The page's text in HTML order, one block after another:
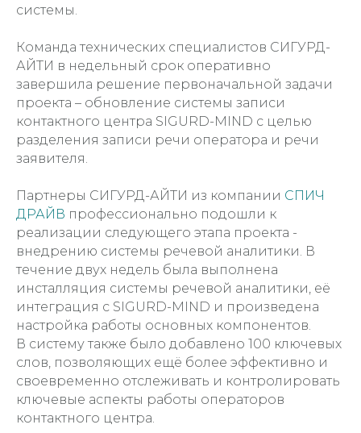
системы.
Команда технических специалистов СИГУРД-
АЙТИ в недельный срок оперативно
завершила решение первоначальной задачи
проекта – обновление системы записи
контактного центра SIGURD-MIND с целью
разделения записи речи оператора и речи
заявителя.
Партнеры СИГУРД-АЙТИ из компании СПИЧ
ДРАЙВ профессионально подошли к
реализации следующего этапа проекта -
внедрению системы речевой аналитики. В
течение двух недель была выполнена
инсталляция системы речевой аналитики, её
интеграция с SIGURD-MIND и произведена
настройка работы основных компонентов.
В систему также было добавлено 100 ключевых
слов, позволяющих ещё более эффективно и
своевременно отслеживать и контролировать
ключевые аспекты работы операторов
контактного центра.